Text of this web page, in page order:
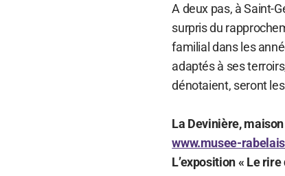
A deux pas, à Saint-
surpris du
familial dans les
adaptés à ses
dénotaient, seront
La Devinière,
www.musee-
L’exposition « Le